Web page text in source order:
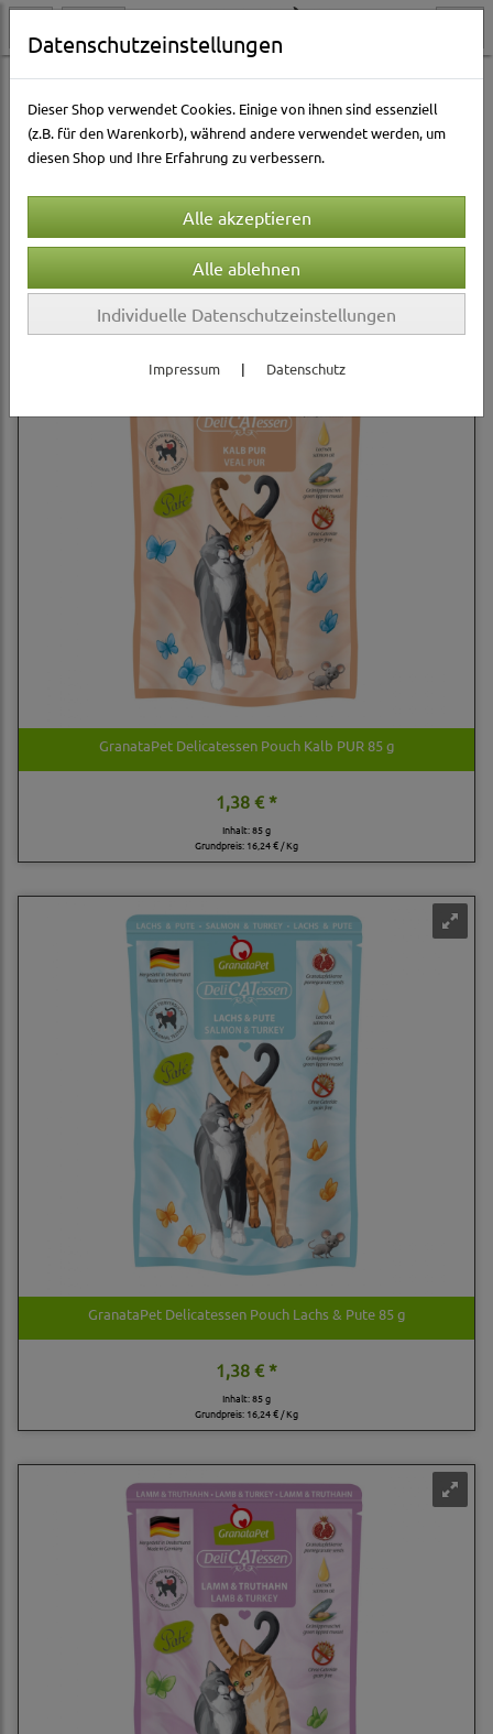
Katzenwelt Katzen Nassfutter GranataPet
Sortierung wählen
GranataPet Delicatessen Pouch Kalb PUR 85 g
1,38 € *
Inhalt: 85 g
Grundpreis: 16,24 € / Kg
GranataPet Delicatessen Pouch Lachs & Pute 85 g
1,38 € *
Inhalt: 85 g
Grundpreis: 16,24 € / Kg
Datenschutzeinstellungen
Dieser Shop verwendet Cookies. Einige von ihnen sind essenziell
(z.B. für den Warenkorb), während andere verwendet werden, um
diesen Shop und Ihre Erfahrung zu verbessern.
Individuelle Datenschutzeinstellungen
Impressum | Datenschutz